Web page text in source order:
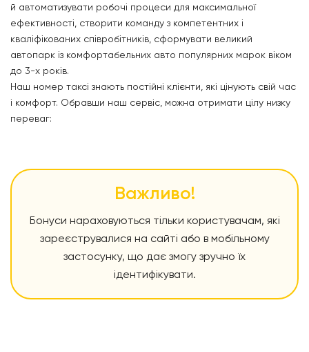
й автоматизувати робочі процеси для максимальної
ефективності, створити команду з компетентних і
кваліфікованих співробітників, сформувати великий
автопарк із комфортабельних авто популярних марок віком
до 3-х років.
Наш номер таксі знають постійні клієнти, які цінують свій час
і комфорт. Обравши наш сервіс, можна отримати цілу низку
переваг:
Важливо!
Бонуси нараховуються тільки користувачам, які
зареєструвалися на сайті або в мобільному
застосунку, що дає змогу зручно їх
ідентифікувати.